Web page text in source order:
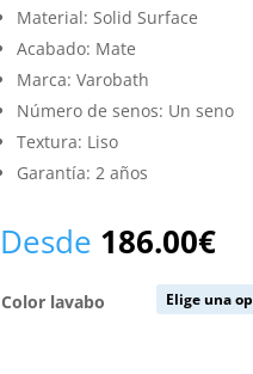
Material: Solid Surface
Acabado: Mate
Marca: Varobath
Número de senos: Un seno
Textura: Liso
Garantía: 2 años
Desde 186.00€
Color lavabo